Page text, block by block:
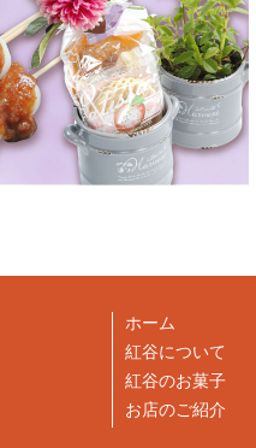
ホーム
紅谷について
紅谷のお菓子
お店のご紹介